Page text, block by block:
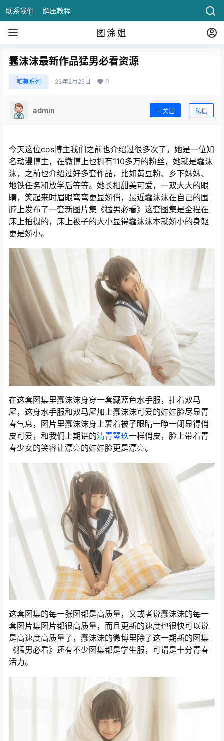
联系我们 解压教程
图涂姐
蠢沫沫最新作品猛男必看资源
唯美系列 23年2月25日 0
admin 关注 私信
今天这位cos博主我们之前也介绍过很多次了，她是一位知
名动漫博主，在微博上也拥有110多万的粉丝，她就是蠢沫
沫，之前也介绍过好多套作品，比如黄豆粉、乡下妹妹、
地铁任务和放学后等等。她长相甜美可爱，一双大大的眼
睛，笑起来时眉眼弯弯更显娇俏，最近蠢沫沫在自己的围
脖上发布了一套新图片集《猛男必看》这套图集是全程在
床上拍摄的，床上被子的大小显得蠢沫沫本就娇小的身躯
更是娇小。
在这套图集里蠢沫沫身穿一套藏蓝色水手服，扎着双马
尾，这身水手服和双马尾加上蠢沫沫可爱的娃娃脸尽显青
春气息，图片里蠢沫沫身上裹着被子眼睛一睁一闭显得俏
皮可爱，和我们上期讲的清青琴玖一样俏皮，脸上带着青
春少女的笑容让漂亮的娃娃脸更是漂亮。
这套图集的每一张图都是高质量，又或者说蠢沫沫的每一
套图片集图片都很高质量，而且更新的速度也很快可以说
是高速度高质量了，蠢沫沫的微博里除了这一期新的图集
《猛男必看》还有不少图集都是学生服，可谓是十分青春
活力。